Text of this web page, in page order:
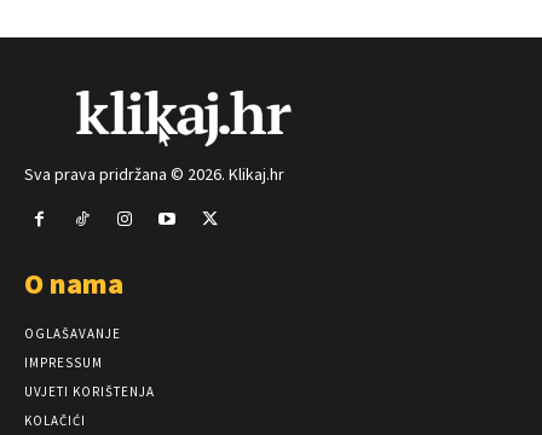
Sva prava pridržana © 2026. Klikaj.hr
O nama
OGLAŠAVANJE
IMPRESSUM
UVJETI KORIŠTENJA
KOLAČIĆI